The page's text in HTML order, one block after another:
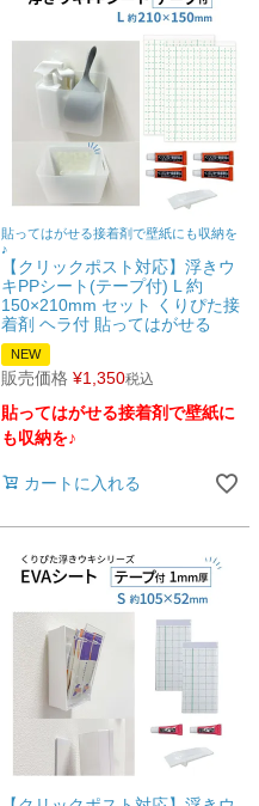
貼ってはがせる接着剤で壁紙にも収納を
♪
【クリックポスト対応】浮きウ
キPPシート(テープ付) L 約
150×210mm セット くりぴた接
着剤 ヘラ付 貼ってはがせる
NEW
販売価格 ¥1,350税込
貼ってはがせる接着剤で壁紙に
も収納を♪
カートに入れる